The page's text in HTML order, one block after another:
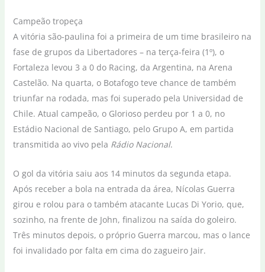
Campeão tropeça
A vitória são-paulina foi a primeira de um time brasileiro na
fase de grupos da Libertadores – na terça-feira (1º), o
Fortaleza levou 3 a 0 do Racing, da Argentina, na Arena
Castelão. Na quarta, o Botafogo teve chance de também
triunfar na rodada, mas foi superado pela Universidad de
Chile. Atual campeão, o Glorioso perdeu por 1 a 0, no
Estádio Nacional de Santiago, pelo Grupo A, em partida
transmitida ao vivo pela Rádio Nacional.
O gol da vitória saiu aos 14 minutos da segunda etapa.
Após receber a bola na entrada da área, Nícolas Guerra
girou e rolou para o também atacante Lucas Di Yorio, que,
sozinho, na frente de John, finalizou na saída do goleiro.
Três minutos depois, o próprio Guerra marcou, mas o lance
foi invalidado por falta em cima do zagueiro Jair.